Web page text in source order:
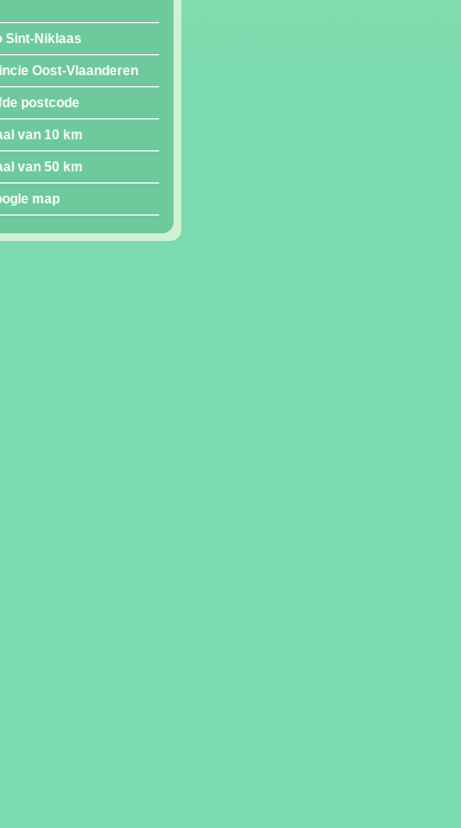
Sint-Niklaas
Oost-Vlaanderen
postcode
van 10 km
van 50 km
map